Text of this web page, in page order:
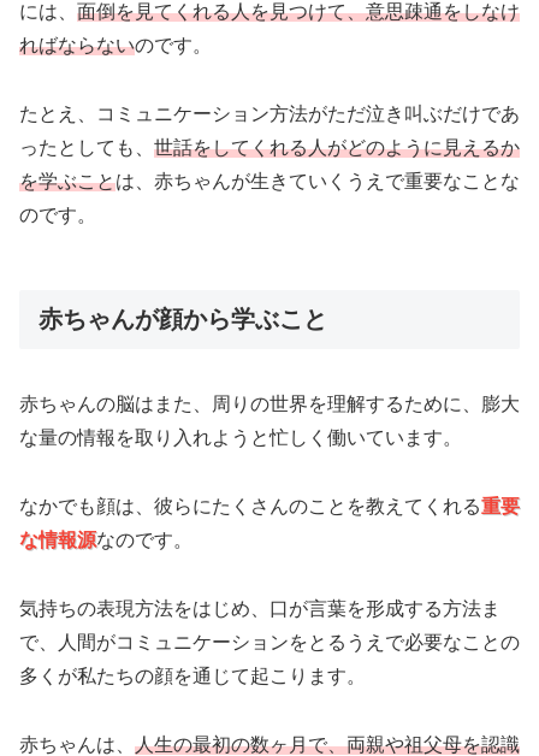
には、 面倒を見てくれる人を見つけて、意思疎通をしなけ
ればならないのです。
たとえ、コミュニケーション方法がただ泣き叫ぶだけであ
ったとしても、 世話をしてくれる人がどのように見えるか
を学ぶことは、赤ちゃんが生きていくうえで重要なことな
のです。
赤ちゃんが顔から学ぶこと
赤ちゃんの脳はまた、周りの世界を理解するために、膨大
な量の情報を取り入れようと忙しく働いています。
なかでも顔は、彼らにたくさんのことを教えてくれる重要
な情報源なのです。
気持ちの表現方法をはじめ、口が言葉を形成する方法ま
で、人間がコミュニケーションをとるうえで必要なことの
多くが私たちの顔を通じて起こります。
赤ちゃんは、 人生の最初の数ヶ月で、両親や祖父母を認識